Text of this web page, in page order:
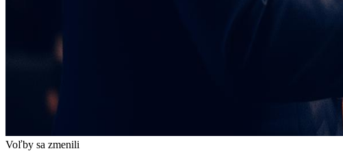
Voľby sa zmenili